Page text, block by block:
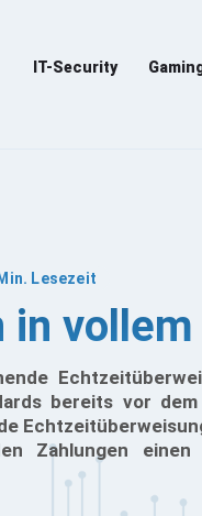
IT-Security
Lesezeit
bereits vor
Zahlungen einen